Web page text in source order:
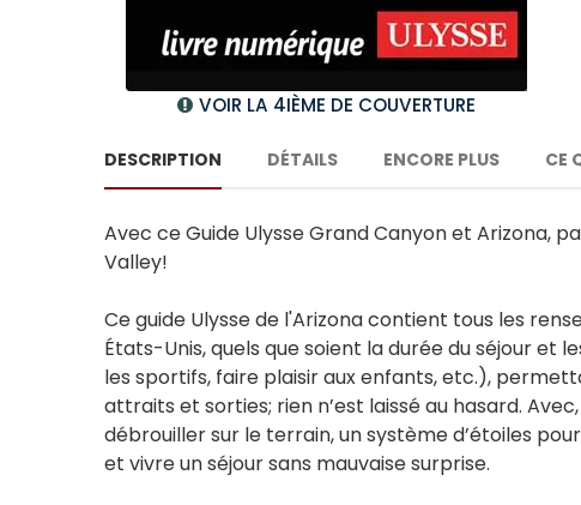
VOIR LA 4IÈME DE COUVERTURE
DESCRIPTION DÉTAILS ENCORE PLUS CE
Avec ce Guide Ulysse Grand Canyon et Arizona,
Valley!
Ce guide Ulysse de l'Arizona contient tous les
États-Unis, quels que soient la durée du séjour et
les sportifs, faire plaisir aux enfants, etc.),
attraits et sorties; rien n’est laissé au hasard.
débrouiller sur le terrain, un système d’étoiles
et vivre un séjour sans mauvaise surprise.